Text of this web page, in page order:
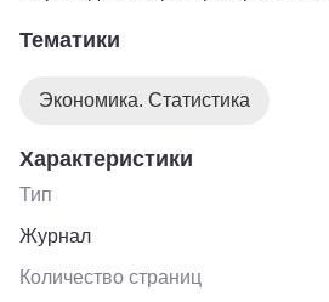
Тематики
Экономика. Статистика
Характеристики
Тип
Журнал
Количество страниц